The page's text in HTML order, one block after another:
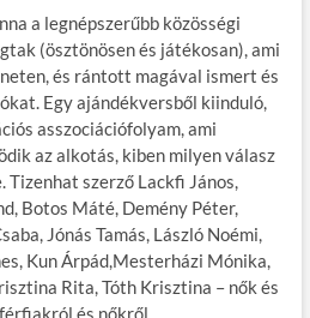
a legnépszerűbb közösségi
(ösztönösen és játékosan), ami
és rántott magával ismert és
Egy ajándékversből kiinduló,
asszociációfolyam, ami
az alkotás, kiben milyen válasz
szerző Lackfi János,
Botos Máté, Demény Péter,
Jónás Tamás, László Noémi,
Kun Árpád,Mesterházi Mónika,
Rita, Tóth Krisztina – nők és
és nőkről.